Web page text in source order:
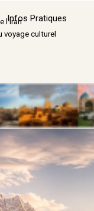
Sauter
▼
Infos Pratiques
l'Iran
culturel